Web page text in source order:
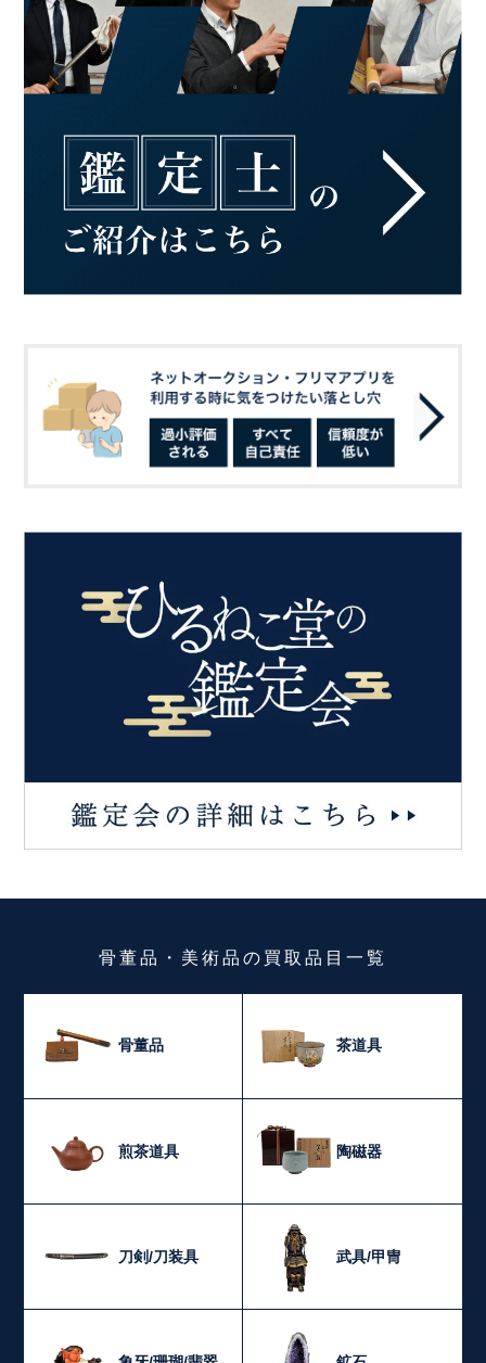
骨董品・美術品の買取品目一覧
骨董品 茶道具
煎茶道具 陶磁器
刀剣/刀装具 武具/甲冑